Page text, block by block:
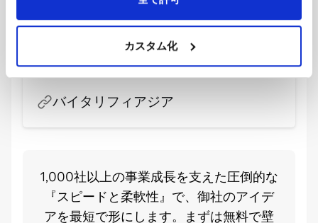
カスタム化
バイタリフィアジア
オフショア開発会社としてベトナムで17年の実績を持
つ日本企業。日本人PMによる安心体制で、高品質かつ
バイタリフィアジア
1,000社以上の事業成長を支えた圧倒的な
『スピードと柔軟性』で、御社のアイデ
アを最短で形にします。まずは無料で壁